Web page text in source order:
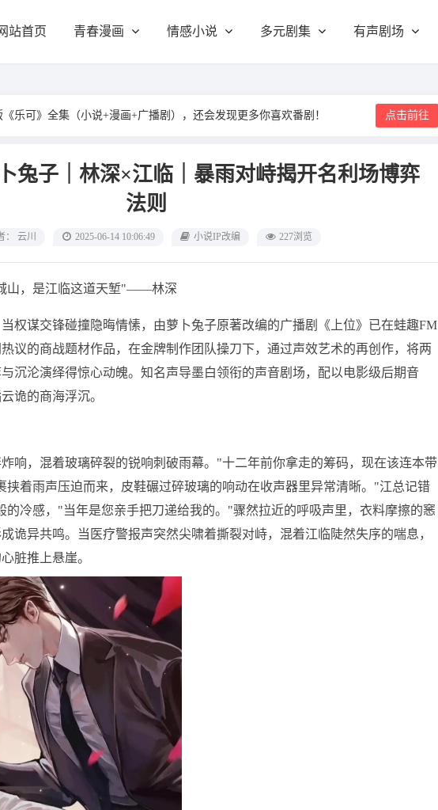
站首页 青春漫画 情感小说 多元剧集 有声剧场
乐可》全集（小说+漫画+广播剧），还会发现更多你喜欢番剧！ 点击前往
兔子｜林深×江临｜暴雨对峙揭开名利场博弈
法则
： 云川 2025-06-14 10:06:49 小说IP改编 227浏览
山，是江临这道天堑"——林深
权谋交锋碰撞隐晦情愫，由萝卜兔子原著改编的广播剧《上位》已在蛙趣FM
议的商战题材作品，在金牌制作团队操刀下，通过声效艺术的再创作，将两
沉沦演绎得惊心动魄。知名声导墨白领衔的声音剧场，配以电影级后期音
诡的商海浮沉。
响，混着玻璃碎裂的锐响刺破雨幕。"十二年前你拿走的筹码，现在该连本带
挟着雨声压迫而来，皮鞋碾过碎玻璃的响动在收声器里异常清晰。"江总记错
的冷感，"当年是您亲手把刀递给我的。"骤然拉近的呼吸声里，衣料摩擦的窸
诡异共鸣。当医疗警报声突然尖啸着撕裂对峙，混着江临陡然失序的喘息，
脏推上悬崖。